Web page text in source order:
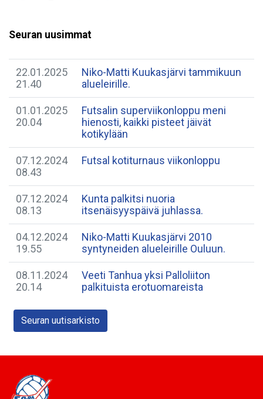
Seuran uusimmat
22.01.2025
21.40
Niko-Matti Kuukasjärvi tammikuun
alueleirille.
01.01.2025
20.04
Futsalin superviikonloppu meni
hienosti, kaikki pisteet jäivät
kotikylään
07.12.2024
08.43
Futsal kotiturnaus viikonloppu
07.12.2024
08.13
Kunta palkitsi nuoria
itsenäisyyspäivä juhlassa.
04.12.2024
19.55
Niko-Matti Kuukasjärvi 2010
syntyneiden alueleirille Ouluun.
08.11.2024
20.14
Veeti Tanhua yksi Palloliiton
palkituista erotuomareista
Seuran uutisarkisto